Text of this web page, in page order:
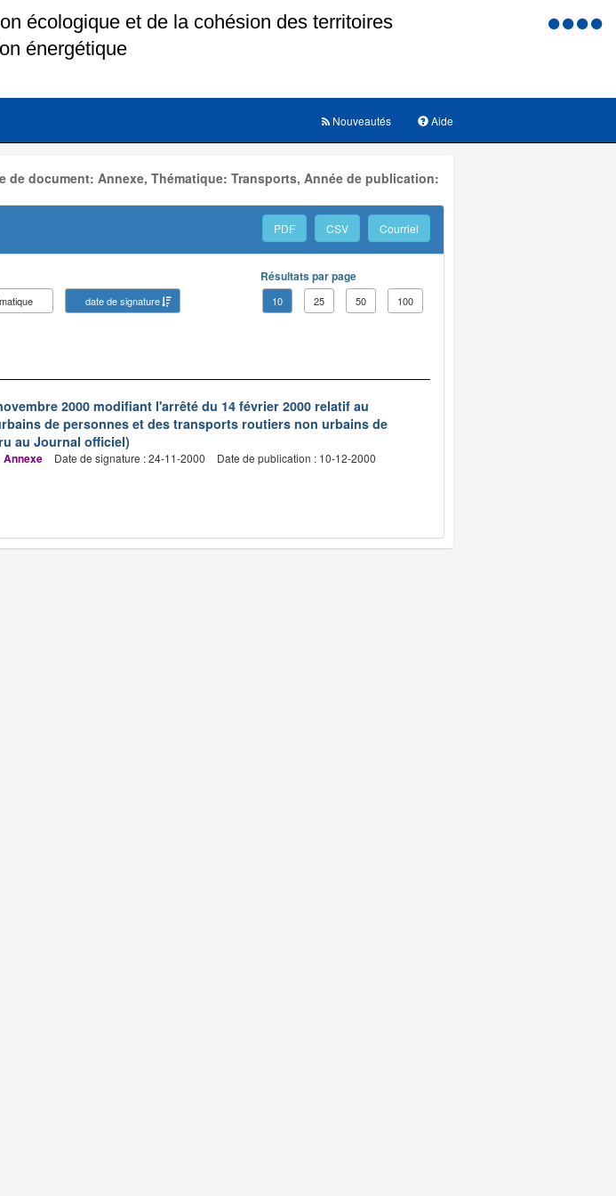
Menu
Aide
Nouveautés
de document: Annexe, Thématique: Transports, Année de publication:
PDF CSV Courriel
date de signature
Résultats par page
10 25 50 100
2000 modifiant l'arrêté du 14 février 2000 relatif au
de personnes et des transports routiers non urbains de
au Journal officiel)
Annexe Date de signature : 24-11-2000 Date de publication : 10-12-2000